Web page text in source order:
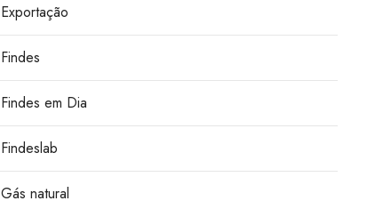
Exportação
Findes
Findes em Dia
Findeslab
Gás natural